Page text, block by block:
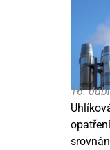
16.